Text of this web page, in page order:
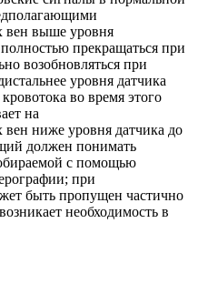
вен выше уровня
прекращаться при
возобновляться при
уровня датчика
во время этого
на
ниже уровня датчика до
должен понимать
с помощью
при
быть пропущен частично
необходимость в